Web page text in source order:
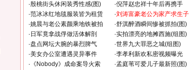
·殷桃街头休闲装秀性感(图) ·倪萍赵忠祥十年后再携手
·范冰冰红地毯服装皆为租赁 ·刘涛富豪老公为家产求生子
·姚晨与老公素颜乘地铁被拍 ·舒淇醉酒瞬间惨被抓拍(图)
· 日军竟拿战俘做活体解剖 ·实拍漂亮的地摊西施(组图)
·盘点网坛大腕的暴烈脾气 ·世界九大罪恶之城(组图)
·美女办公室遭遇灵异事件 ·李孝利新欢私密视频曝光
· 《Nobody》成命案导火索 ·孟庭苇可爱儿子最新照(图)